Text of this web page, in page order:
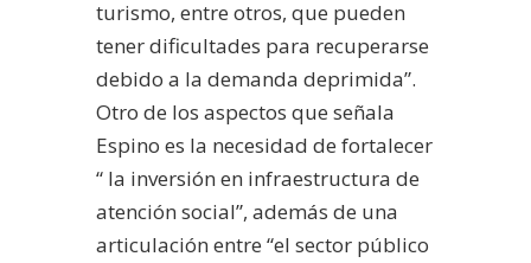
turismo, entre otros, que pueden
tener dificultades para recuperarse
debido a la demanda deprimida”.
Otro de los aspectos que señala
Espino es la necesidad de fortalecer
“ la inversión en infraestructura de
atención social”, además de una
articulación entre “el sector público